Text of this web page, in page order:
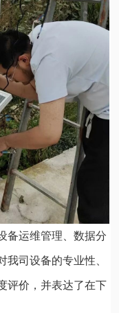
备运维管理、数据分
司设备的专业性、
评价，并表达了在下